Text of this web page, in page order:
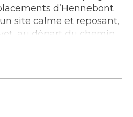
d’Hennebont
site calme et reposant,
au départ du chemin
du centre-ville et de
transport en
et des mobil-homes